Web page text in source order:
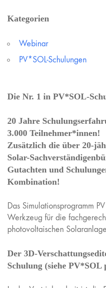
Kategorien
Webinar
PV*SOL-Schulungen
Die Nr. 1 in PV*SOL-
20 Jahre
3.000 Teilnehmer*innen!
Zusätzlich die über 20-
Solar-
Gutachten und
Kombination!
Das Simulationsprogramm
Werkzeug für die
photovoltaischen
Der 3D-
Schulung (siehe PV*SOL